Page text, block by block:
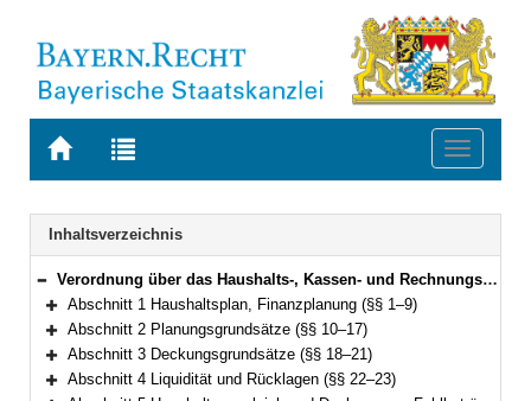
Zur
BAYERN.RECHT
Zur
letzten
Suche
Toggle
Navigation
Inhaltsverzeichnis
Bereich reduzieren
Verordnung über das Haushalts-, Kassen- und Rechnungswesen der Gemeinden, der Landkreise und der Bezirke nach den Grundsätzen der doppelten kommunalen Buchführung (Kommunalhaushaltsverordnung-Doppik – KommHV-Doppik) Vom 5. Oktober 2007 (GVBl. S. 678) BayRS 2023-3-I (§§ 1–100)
Bereich erweitern
Abschnitt 1 Haushaltsplan, Finanzplanung (§§ 1–9)
Bereich erweitern
Abschnitt 2 Planungsgrundsätze (§§ 10–17)
Bereich erweitern
Abschnitt 3 Deckungsgrundsätze (§§ 18–21)
Bereich erweitern
Abschnitt 4 Liquidität und Rücklagen (§§ 22–23)